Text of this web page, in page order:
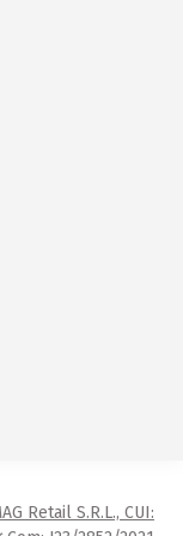
Retail S.R.L., CUI: